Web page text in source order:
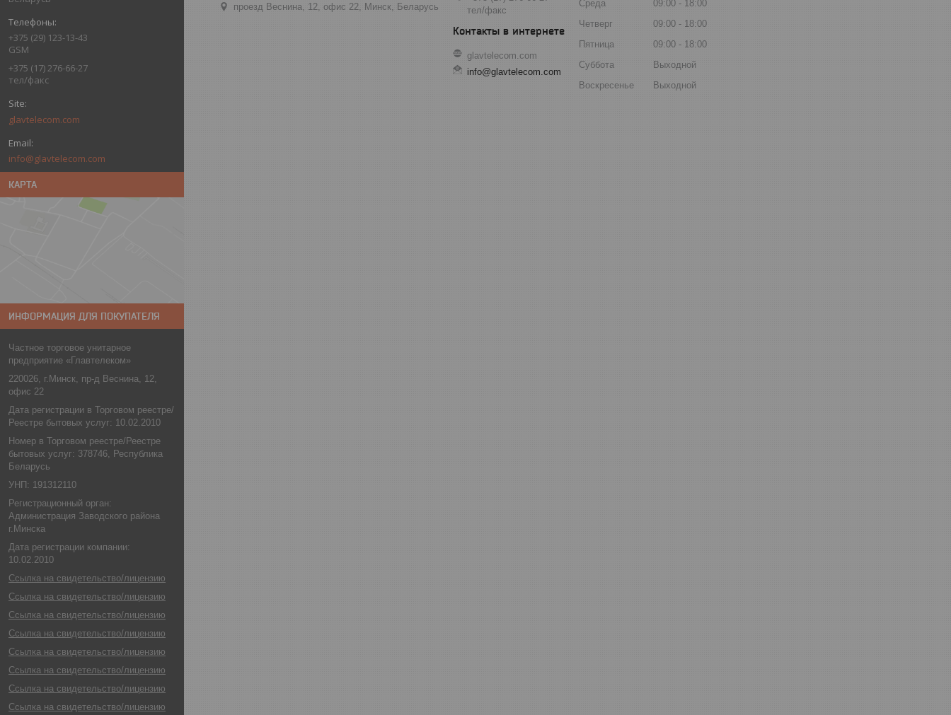
+375 (29) 123-13-43
GSM
+375 (17) 276-66-27
тел/факс
glavtelecom.com
info@glavtelecom.com
КАРТА
ИНФОРМАЦИЯ ДЛЯ ПОКУПАТЕЛЯ
Частное торговое унитарное
предприятие «Главтелеком»
220026, г.Минск, пр-д Веснина, 12,
офис 22
Дата регистрации в Торговом реестре/
Реестре бытовых услуг: 10.02.2010
Номер в Торговом реестре/Реестре
бытовых услуг: 378746, Республика
Беларусь
УНП: 191312110
Регистрационный орган:
Администрация Заводского района
г.Минска
Дата регистрации компании:
10.02.2010
Ссылка на свидетельство/лицензию
Ссылка на свидетельство/лицензию
Ссылка на свидетельство/лицензию
Ссылка на свидетельство/лицензию
Ссылка на свидетельство/лицензию
Ссылка на свидетельство/лицензию
Ссылка на свидетельство/лицензию
Ссылка на свидетельство/лицензию
проезд Веснина, 12, офис 22, Минск, Беларусь
тел/факс
glavtelecom.com
info@glavtelecom.com
Среда
09:00
18:00
Четверг
09:00
18:00
Пятница
09:00
18:00
Суббота
Выходной
Воскресенье
Выходной